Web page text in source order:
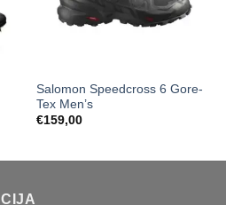
Salomon Speedcross 6 Gore-
Tex Men’s
€159,00